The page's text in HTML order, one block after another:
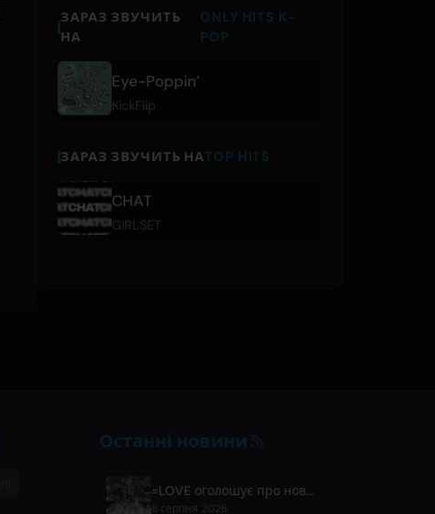
ЗАРАЗ ЗВУЧИТЬ
НА
ONLY HITS K-
POP
Eye-Poppin’
KickFlip
ЗАРАЗ ЗВУЧИТЬ НАTOP HITS
CHAT
GIRLSET
Останні новини
=LOVE оголошує про новий сингл 'Koi, Hajimemashita.' та концерти на Tokyo Dome
8 серпня 2026